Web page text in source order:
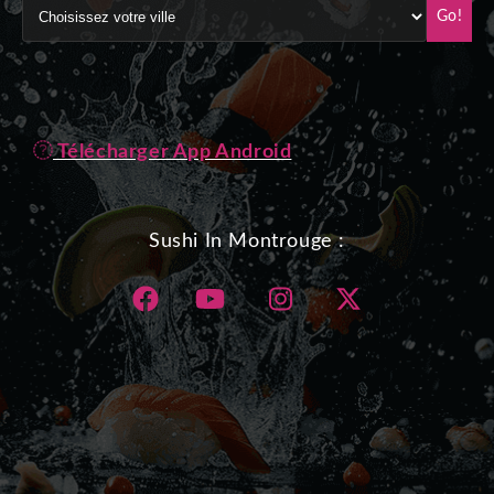
Go!
Télécharger App Android
Sushi In Montrouge :